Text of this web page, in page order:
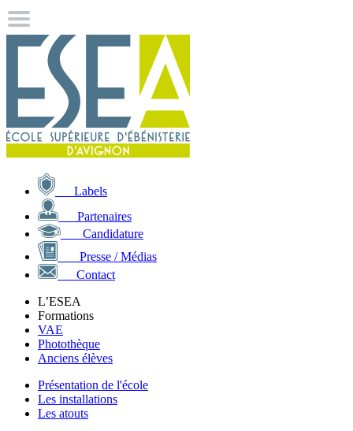
Labels
Partenaires
Candidature
Presse / Médias
Contact
L’ESEA
Formations
VAE
Photothèque
Anciens élèves
Présentation de l'école
Les installations
Les atouts